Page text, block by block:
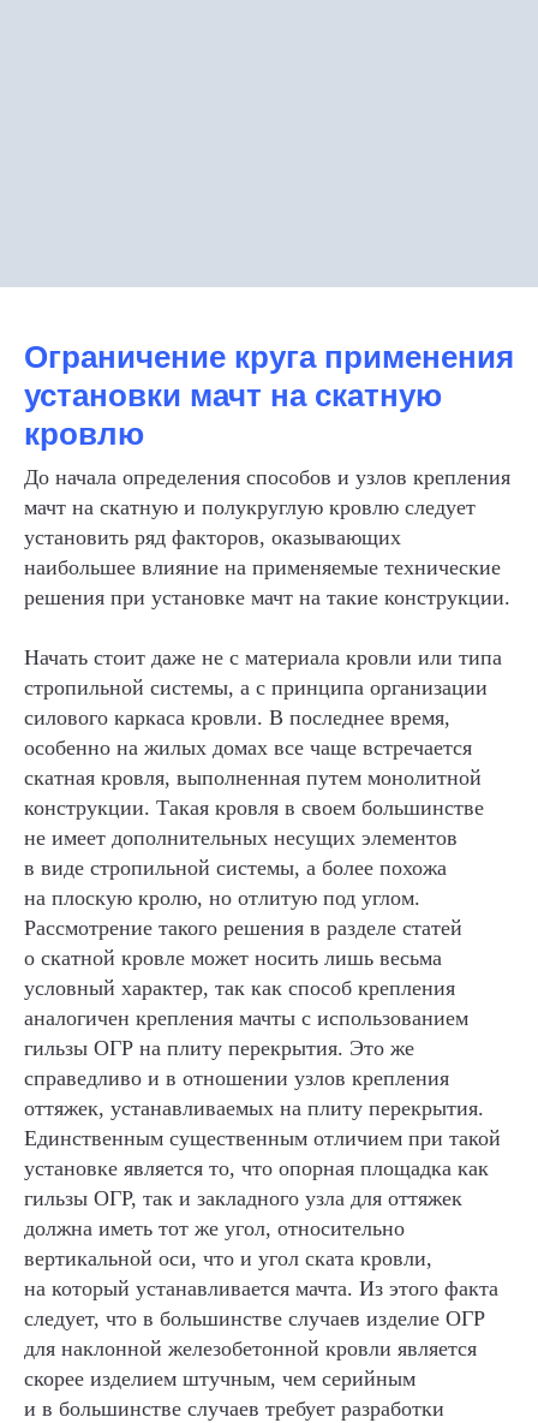
Ограничение круга применения
установки мачт на скатную
кровлю
До начала определения способов и узлов крепления
мачт на скатную и полукруглую кровлю следует
установить ряд факторов, оказывающих
наибольшее влияние на применяемые технические
решения при установке мачт на такие конструкции.
Начать стоит даже не с материала кровли или типа
стропильной системы, а с принципа организации
силового каркаса кровли. В последнее время,
особенно на жилых домах все чаще встречается
скатная кровля, выполненная путем монолитной
конструкции. Такая кровля в своем большинстве
не имеет дополнительных несущих элементов
в виде стропильной системы, а более похожа
на плоскую кролю, но отлитую под углом.
Рассмотрение такого решения в разделе статей
о скатной кровле может носить лишь весьма
условный характер, так как способ крепления
аналогичен крепления мачты с использованием
гильзы ОГР на плиту перекрытия. Это же
справедливо и в отношении узлов крепления
оттяжек, устанавливаемых на плиту перекрытия.
Единственным существенным отличием при такой
установке является то, что опорная площадка как
гильзы ОГР, так и закладного узла для оттяжек
должна иметь тот же угол, относительно
вертикальной оси, что и угол ската кровли,
на который устанавливается мачта. Из этого факта
следует, что в большинстве случаев изделие ОГР
для наклонной железобетонной кровли является
скорее изделием штучным, чем серийным
и в большинстве случаев требует разработки